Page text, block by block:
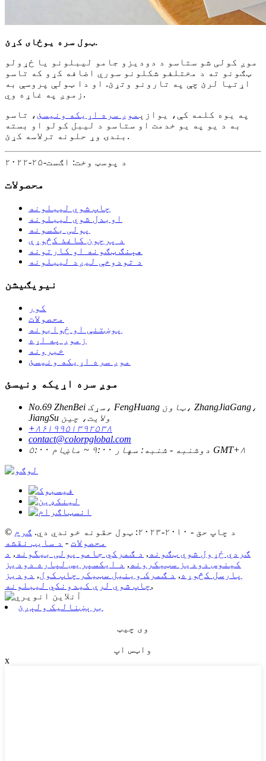
ټول سره یوځای کړئ.
موږ کولی شو ستاسو د دودیزو جامو لیبلونو یا ځړولو
ټګونو ته د مختلفو شکلونو سوري اضافه کړو که تاسو
اړتیا لرئ چې په تارونو وتړئ. او دا ټولې پروسې به
زموږ په غاړه وي.
په یوه کلمه کې، یوازې موږ سره اړیکه ونیسئ ، تاسو
به د یو په یو خدمت او ستاسو د لیبل کولو او بسته
بندۍ وړ حلونه ترلاسه کړئ.
د پوسټ وخت: اګست-۲۵-۲۰۲۲
محصولات
چاپ شوي لیبلونه
اوبدل شوي لیبلونه
پولی بکسونه
د پرچون کاغذ کڅوړې
هېنګ ټګونه او کارتونه
د تودوخې لیږد لیبلونه
نیویګیشن
کور
محصولات
پوښتنې او ځوابونه
زموږ په اړه
خبرونه
موږ سره اړیکه ونیسئ
موږ سره اړیکه ونیسئ
No.69 ZhenBei سړک، FengHuang ټاون، ZhangJiaGang،
JiangSu ولايت، چين
+۸۶۱۹۹۵۱۳۹۲۵۳۸
contact@colorpglobal.com
دوشنبه - شنبه: سهار ۹:۰۰ ~ ماښام ۵:۰۰ GMT+۸
© د چاپ حق - ۲۰۱۰-۲۰۲۳: ټول حقونه خوندي دي.
ګرم
محصولات - د سایټ نقشه
ګردي ځړول شوي ټګونه , د ګمرکي جامو پولی بیگونه , د
کینوس دودیز سټیکرونه , د ایکسپریس لپاره دودیز
پارسل کڅوړه , د ګمرک وینیل سټیکر چاپ کول, دودیز
چاپ شوي لرې کیدونکي لیبلونه,
برېښنالیک ولېږئ
وی چیټ
واټس اپ
x